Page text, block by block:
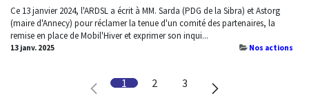
Ce 13 janvier 2024, l'ARDSL a écrit à MM. Sarda (PDG de la Sibra) et Astorg
(maire d'Annecy) pour réclamer la tenue d'un comité des partenaires, la
remise en place de Mobil'Hiver et exprimer son inqui...
13 janv. 2025 Nos actions
1 2 3